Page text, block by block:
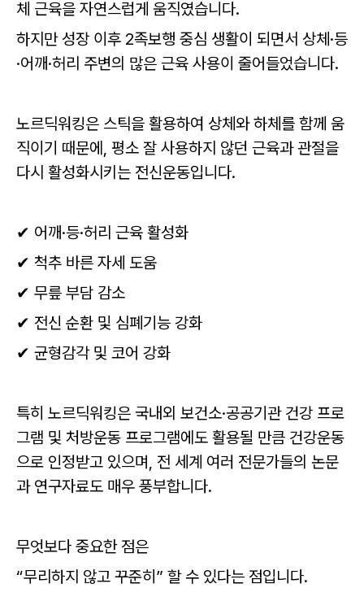
체 근육을 자연스럽게 움직였습니다.
하지만 성장 이후 2족보행 중심 생활이 되면서 상체·등
·어깨·허리 주변의 많은 근육 사용이 줄어들었습니다.
노르딕워킹은 스틱을 활용하여 상체와 하체를 함께 움
직이기 때문에, 평소 잘 사용하지 않던 근육과 관절을
다시 활성화시키는 전신운동입니다.
✔ 어깨·등·허리 근육 활성화
✔ 척추 바른 자세 도움
✔ 무릎 부담 감소
✔ 전신 순환 및 심폐기능 강화
✔ 균형감각 및 코어 강화
특히 노르딕워킹은 국내외 보건소·공공기관 건강 프로
그램 및 처방운동 프로그램에도 활용될 만큼 건강운동
으로 인정받고 있으며, 전 세계 여러 전문가들의 논문
과 연구자료도 매우 풍부합니다.
무엇보다 중요한 점은
“무리하지 않고 꾸준히” 할 수 있다는 점입니다.